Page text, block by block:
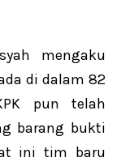
mengaku
di dalam 82
pun telah
barang bukti
ini tim baru